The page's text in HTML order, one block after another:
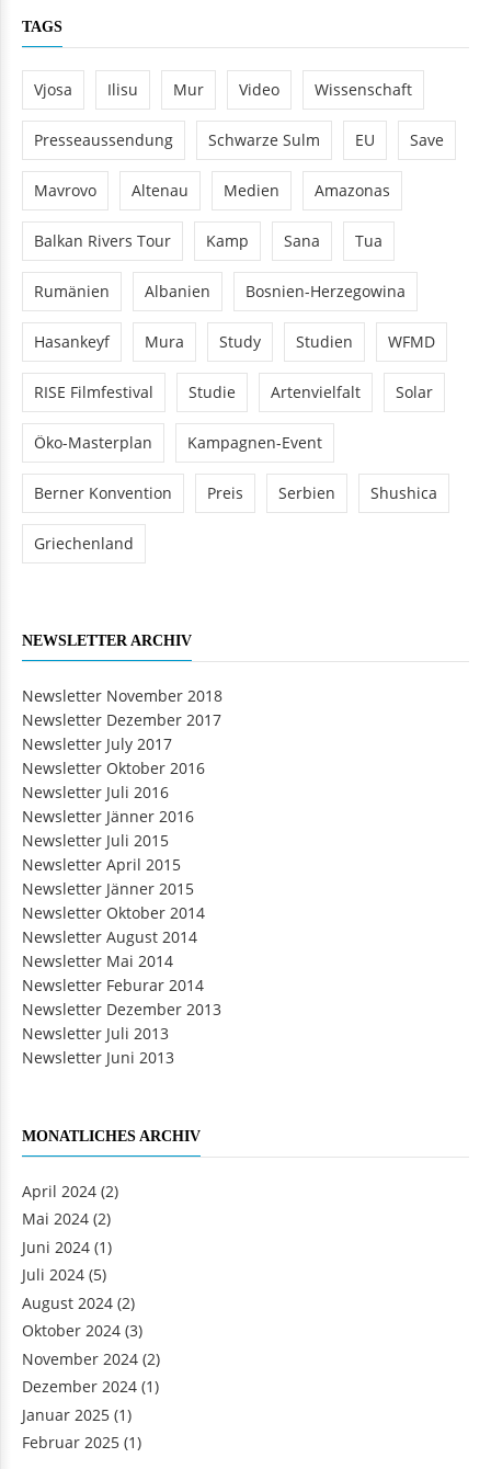
TAGS
Vjosa Ilisu Mur Video Wissenschaft
Presseaussendung Schwarze Sulm EU Save
Mavrovo Altenau Medien Amazonas
Balkan Rivers Tour Kamp Sana Tua
Rumänien Albanien Bosnien-Herzegowina
Hasankeyf Mura Study Studien WFMD
RISE Filmfestival Studie Artenvielfalt Solar
Öko-Masterplan Kampagnen-Event
Berner Konvention Preis Serbien Shushica
Griechenland
NEWSLETTER ARCHIV
Newsletter November 2018
Newsletter Dezember 2017
Newsletter July 2017
Newsletter Oktober 2016
Newsletter Juli 2016
Newsletter Jänner 2016
Newsletter Juli 2015
Newsletter April 2015
Newsletter Jänner 2015
Newsletter Oktober 2014
Newsletter August 2014
Newsletter Mai 2014
Newsletter Feburar 2014
Newsletter Dezember 2013
Newsletter Juli 2013
Newsletter Juni 2013
MONATLICHES ARCHIV
April 2024 (2)
Mai 2024 (2)
Juni 2024 (1)
Juli 2024 (5)
August 2024 (2)
Oktober 2024 (3)
November 2024 (2)
Dezember 2024 (1)
Januar 2025 (1)
Februar 2025 (1)